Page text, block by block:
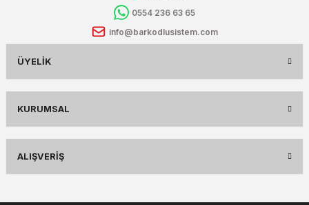
0554 236 63 65
info@barkodlusistem.com
ÜYELIK
KURUMSAL
ALIŞVERIŞ